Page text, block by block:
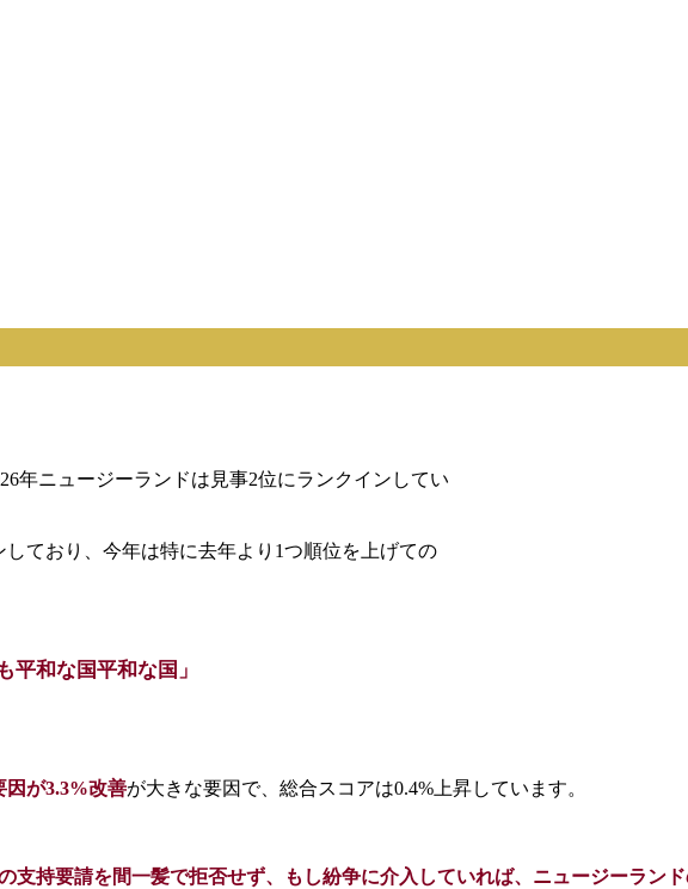
年ニュージーランドは見事2位にランクインしてい
ており、今年は特に去年より1つ順位を上げての
平和な国平和な国」
因が3.3%改善が大きな要因で、 総合スコアは0.4%上昇しています。
持要請を間一髪で拒否せず、もし紛争に介入していれば、ニュージーラン